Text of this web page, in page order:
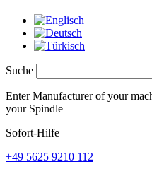
Suche
Enter Manufacturer of your
your Spindle
Sofort-Hilfe
+49 5625 9210 112